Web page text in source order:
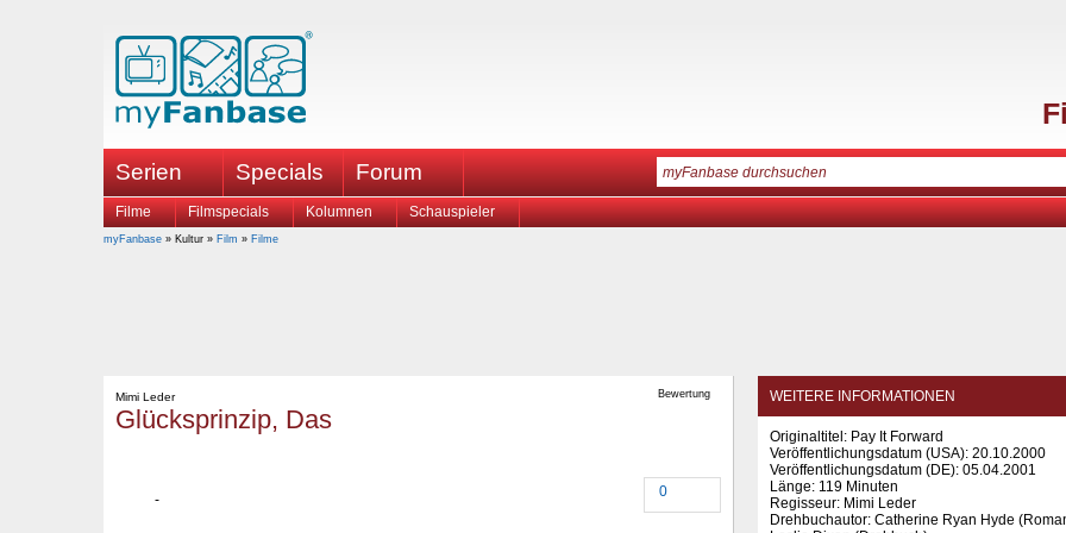
Serien Specials Forum
Filme Filmspecials Kolumnen Schauspieler
myFanbase » Kultur » Film » Filme
Bewertung
Mimi Leder
Glücksprinzip, Das
0
WEITERE INFORMATIONEN
Originaltitel: Pay It Forward
Veröffentlichungsdatum (USA): 20.10.2000
Veröffentlichungsdatum (DE): 05.04.2001
Länge: 119 Minuten
Regisseur: Mimi Leder
Drehbuchautor: Catherine Ryan Hyde